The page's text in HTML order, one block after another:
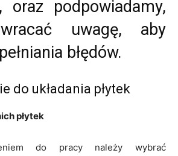
oraz podpowiadamy,
uwagę, aby
błędów.
do układania płytek
płytek
do pracy należy wybrać